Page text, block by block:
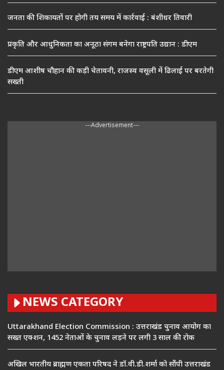
जनता की शिकायतों पर होगी तय समय में कार्रवाई : बंशीधर तिवारी
प्रकृति और आधुनिकता का अनूठा संगम बनेगा राष्ट्रपति उद्यान : डीएम
डीएम आशीष चौहान की कड़ी चेतावनी, राजस्व वसूली में ढिलाई पर बरतेगी
सख्ती
---Advertisement---
NEWS CATEGORY
Uttarakhand Election Commission : उत्तराखंड चुनाव आयोग का
सख्त एक्शन, 1452 नेताओं के चुनाव लड़ने पर लगी 3 साल की रोक
अखिल भारतीय ब्राह्मण एकता परिषद ने डॉ.वी.डी.शर्मा को सौंपी उत्तराखंड